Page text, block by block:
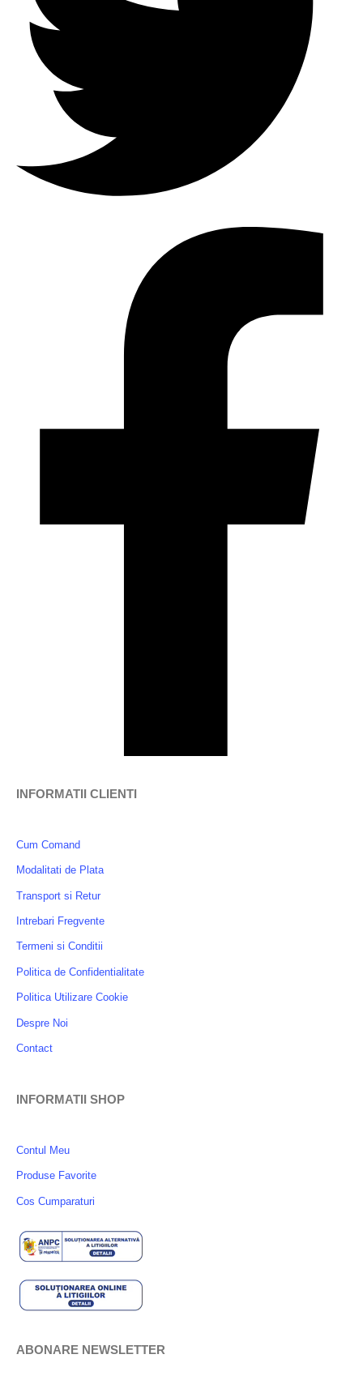
INFORMATII CLIENTI
Cum Comand
Modalitati de Plata
Transport si Retur
Intrebari Fregvente
Termeni si Conditii
Politica de Confidentialitate
Politica Utilizare Cookie
Despre Noi
Contact
INFORMATII SHOP
Contul Meu
Produse Favorite
Cos Cumparaturi
ABONARE NEWSLETTER